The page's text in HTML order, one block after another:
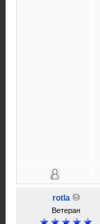
rotla
Ветеран